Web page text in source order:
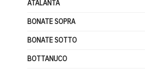
ATALANTA
BONATE SOPRA
BONATE SOTTO
BOTTANUCO